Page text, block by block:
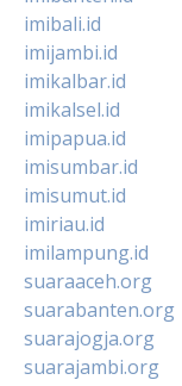
imibali.id
imijambi.id
imikalbar.id
imikalsel.id
imipapua.id
imisumbar.id
imisumut.id
imiriau.id
imilampung.id
suaraaceh.org
suarabanten.org
suarajogja.org
suarajambi.org